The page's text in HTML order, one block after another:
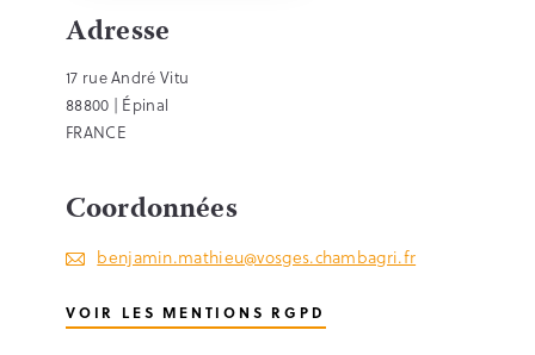
Adresse
17 rue André Vitu
88800 | Épinal
FRANCE
Coordonnées
benjamin.mathieu@vosges.chambagri.fr
VOIR LES MENTIONS RGPD